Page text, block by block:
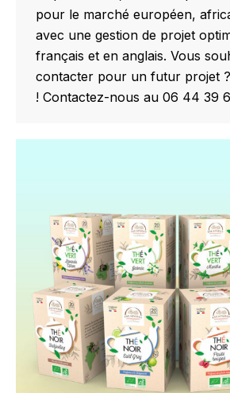
pour le marché européen,
avec une gestion de projet
français et en anglais. Vous
contacter pour un futur projet
! Contactez-nous au 06 44 39